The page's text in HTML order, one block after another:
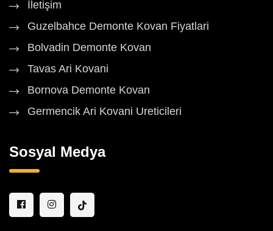
İletişim
Guzelbahce Demonte Kovan Fiyatlari
Bolvadin Demonte Kovan
Tavas Ari Kovani
Bornova Demonte Kovan
Germencik Ari Kovani Ureticileri
Sosyal Medya